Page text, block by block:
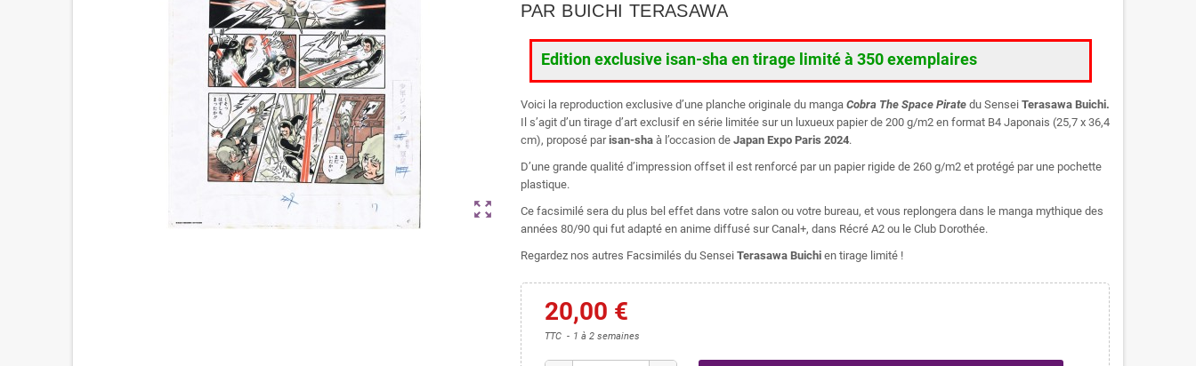
zoom_out_map
PAR BUICHI TERASAWA
Edition exclusive isan-sha en tirage limité à 350 exemplaires
Voici la reproduction exclusive d’une planche originale du manga Cobra The Space Pirate du Sensei Terasawa Buichi.
Il s’agit d’un tirage d’art exclusif en série limitée sur un luxueux papier de 200 g/m2 en format B4 Japonais (25,7 x 36,4
cm), proposé parisan-shaà l’occasion de Japan Expo Paris 2024.
D’une grande qualité d’impression offset il est renforcé par un papier rigide de 260 g/m2 et protégé par une pochette
plastique.
Ce facsimilé sera du plus bel effet dans votre salon ou votre bureau, et vous replongera dans le manga mythique des
années 80/90 qui fut adapté en anime diffusé sur Canal+, dans Récré A2 ou le Club Dorothée.
Regardez nos autres Facsimilés du Sensei Terasawa Buichi en tirage limité !
20,00 €
TTC 1 à 2 semaines